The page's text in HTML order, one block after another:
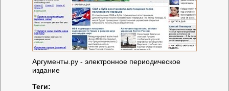
Аргументы.ру - электронное периодическое
издание
Теги: